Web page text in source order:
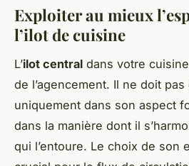
Exploiter au mieux
l’ilot de cuisine
L’ilot central dans votre
de l’agencement. Il ne doit
uniquement dans son aspect
dans la manière dont il
qui l’entoure. Le choix de son